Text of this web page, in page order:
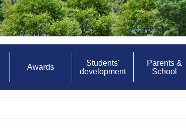
Awards
Students'
development
Parents &
School